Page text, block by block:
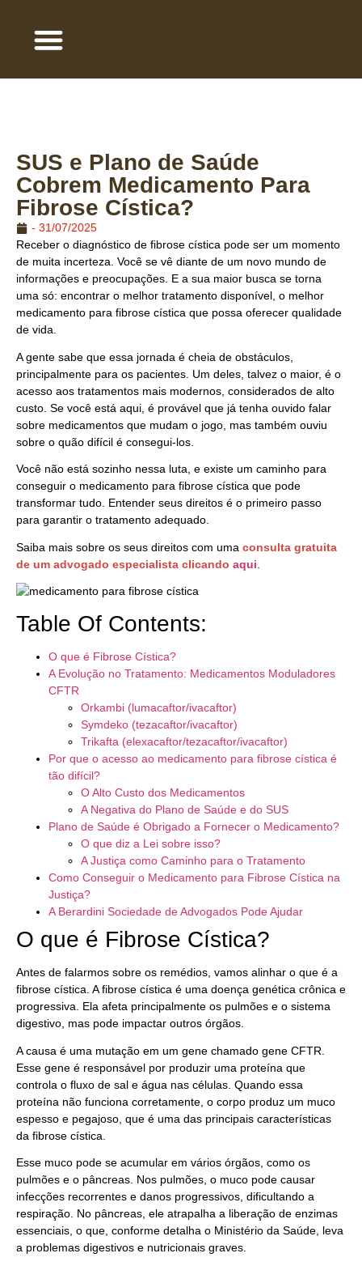
SUS e Plano de Saúde
Cobrem Medicamento Para
Fibrose Cística?
- 31/07/2025
Receber o diagnóstico de fibrose cística pode ser um momento
de muita incerteza. Você se vê diante de um novo mundo de
informações e preocupações. E a sua maior busca se torna
uma só: encontrar o melhor tratamento disponível, o melhor
medicamento para fibrose cística que possa oferecer qualidade
de vida.
A gente sabe que essa jornada é cheia de obstáculos,
principalmente para os pacientes. Um deles, talvez o maior, é o
acesso aos tratamentos mais modernos, considerados de alto
custo. Se você está aqui, é provável que já tenha ouvido falar
sobre medicamentos que mudam o jogo, mas também ouviu
sobre o quão difícil é consegui-los.
Você não está sozinho nessa luta, e existe um caminho para
conseguir o medicamento para fibrose cística que pode
transformar tudo. Entender seus direitos é o primeiro passo
para garantir o tratamento adequado.
Saiba mais sobre os seus direitos com uma consulta gratuita
de um advogado especialista clicando aqui
Table Of Contents:
O que é Fibrose Cística?
A Evolução no Tratamento: Medicamentos Moduladores
CFTR
Orkambi (lumacaftor/ivacaftor)
Symdeko (tezacaftor/ivacaftor)
Trikafta (elexacaftor/tezacaftor/ivacaftor)
Por que o acesso ao medicamento para fibrose cística é
tão difícil?
O Alto Custo dos Medicamentos
A Negativa do Plano de Saúde e do SUS
Plano de Saúde é Obrigado a Fornecer o Medicamento?
O que diz a Lei sobre isso?
A Justiça como Caminho para o Tratamento
Como Conseguir o Medicamento para Fibrose Cística na
Justiça?
A Berardini Sociedade de Advogados Pode Ajudar
O que é Fibrose Cística?
Antes de falarmos sobre os remédios, vamos alinhar o que é a
fibrose cística. A fibrose cística é uma doença genética crônica e
progressiva. Ela afeta principalmente os pulmões e o sistema
digestivo, mas pode impactar outros órgãos.
A causa é uma mutação em um gene chamado gene CFTR.
Esse gene é responsável por produzir uma proteína que
controla o fluxo de sal e água nas células. Quando essa
proteína não funciona corretamente, o corpo produz um muco
espesso e pegajoso, que é uma das principais características
da fibrose cística.
Esse muco pode se acumular em vários órgãos, como os
pulmões e o pâncreas. Nos pulmões, o muco pode causar
infecções recorrentes e danos progressivos, dificultando a
respiração. No pâncreas, ele atrapalha a liberação de enzimas
essenciais, o que, conforme detalha o Ministério da Saúde, leva
a problemas digestivos e nutricionais graves.